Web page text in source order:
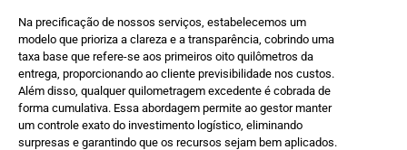
Na precificação de nossos serviços, estabelecemos um
modelo que prioriza a clareza e a transparência, cobrindo uma
taxa base que refere-se aos primeiros oito quilômetros da
entrega, proporcionando ao cliente previsibilidade nos custos.
Além disso, qualquer quilometragem excedente é cobrada de
forma cumulativa. Essa abordagem permite ao gestor manter
um controle exato do investimento logístico, eliminando
surpresas e garantindo que os recursos sejam bem aplicados.